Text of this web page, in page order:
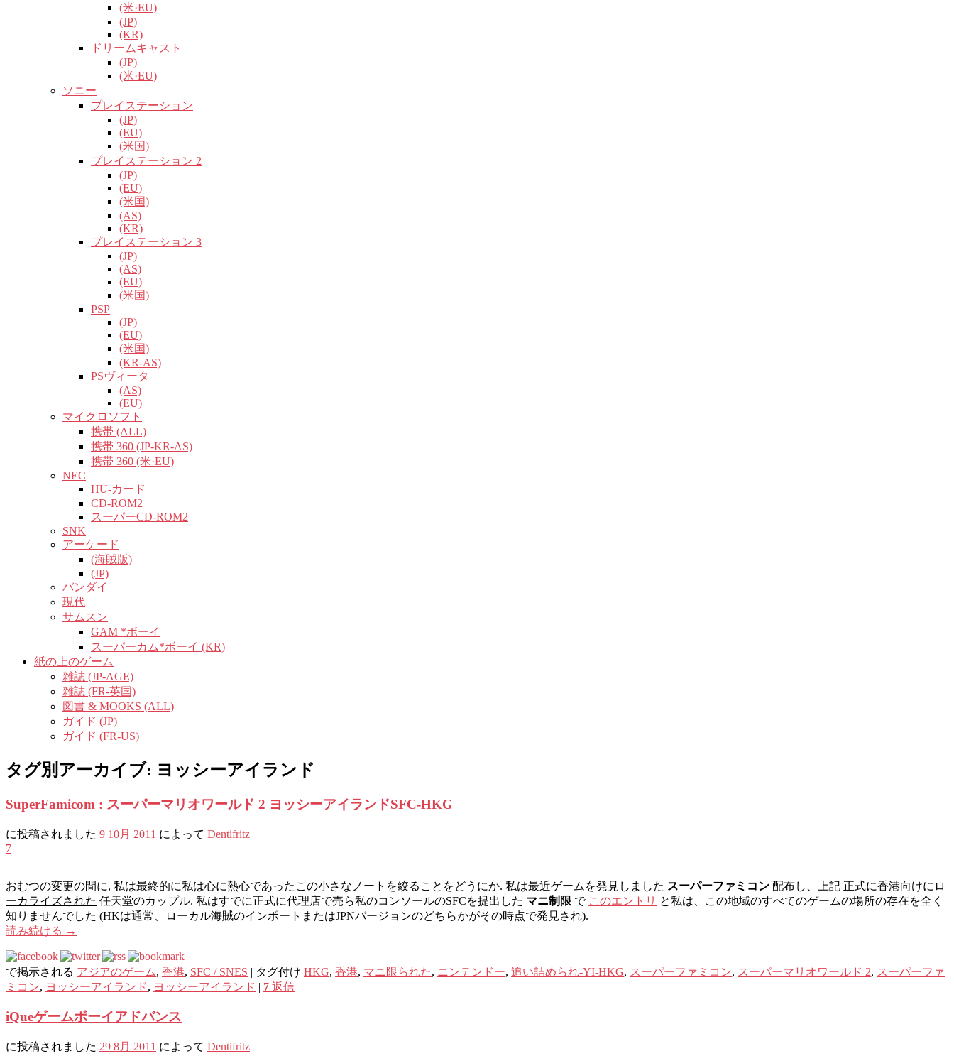
(米·EU)
(JP)
(KR)
ドリームキャスト
(JP)
(米·EU)
ソニー
プレイステーション
(JP)
(EU)
(米国)
プレイステーション 2
(JP)
(EU)
(米国)
(AS)
(KR)
プレイステーション 3
(JP)
(AS)
(EU)
(米国)
PSP
(JP)
(EU)
(米国)
(KR-AS)
PSヴィータ
(AS)
(EU)
マイクロソフト
携帯 (ALL)
携帯 360 (JP-KR-AS)
携帯 360 (米·EU)
NEC
HU-カード
CD-ROM2
スーパーCD-ROM2
SNK
アーケード
(海賊版)
(JP)
バンダイ
現代
サムスン
GAM *ボーイ
スーパーカム*ボーイ (KR)
紙の上のゲーム
雑誌 (JP-AGE)
雑誌 (FR-英国)
図書 & MOOKS (ALL)
ガイド (JP)
ガイド (FR-US)
タグ別アーカイブ: ヨッシーアイランド
SuperFamicom : スーパーマリオワールド 2 ヨッシーアイランドSFC-HKG
に投稿されました 9 10月 2011 によって Dentifritz
7
おむつの変更の間に, 私は最終的に私は心に熱心であったこの小さなノートを絞ることをどうにか. 私は最近ゲームを発見しました スーパーファミコン 配布し、上記 正式に香港向けにロ
ーカライズされた 任天堂のカップル. 私はすでに正式に代理店で売ら私のコンソールのSFCを提出した マニ制限 で このエントリ と私は、この地域のすべてのゲームの場所の存在を全く
知りませんでした (HKは通常、ローカル海賊のインポートまたはJPNバージョンのどちらかがその時点で発見され).
読み続ける →
で掲示される アジアのゲーム, 香港, SFC / SNES | タグ付け HKG, 香港, マニ限られた, ニンテンドー, 追い詰められ-YI-HKG, スーパーファミコン, スーパーマリオワールド 2, スーパーファ
ミコン, ヨッシーアイランド, ヨッシーアイランド | 7 返信
iQueゲームボーイアドバンス
に投稿されました 29 8月 2011 によって Dentifritz